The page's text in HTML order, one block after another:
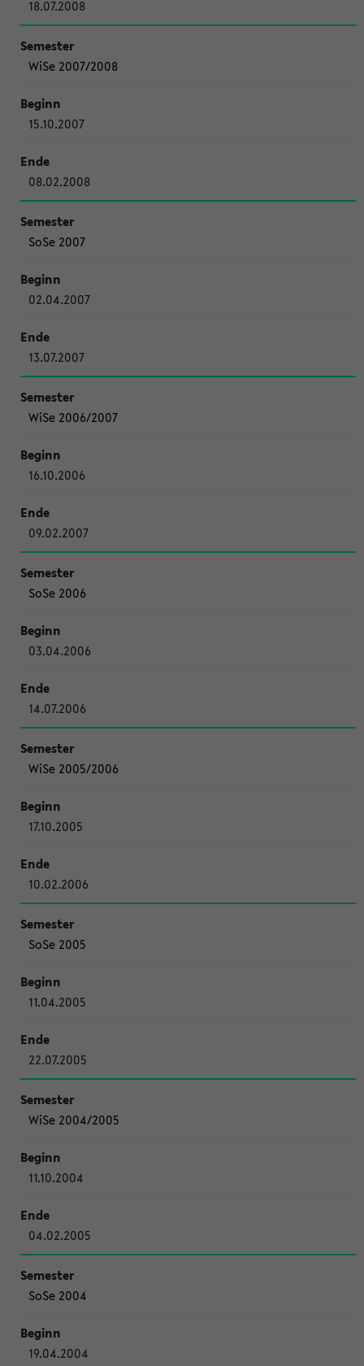
18.07.2008
WiSe 2007/2008
15.10.2007
08.02.2008
SoSe 2007
02.04.2007
13.07.2007
WiSe 2006/2007
16.10.2006
09.02.2007
SoSe 2006
03.04.2006
14.07.2006
WiSe 2005/2006
17.10.2005
10.02.2006
SoSe 2005
11.04.2005
22.07.2005
WiSe 2004/2005
11.10.2004
04.02.2005
SoSe 2004
19.04.2004